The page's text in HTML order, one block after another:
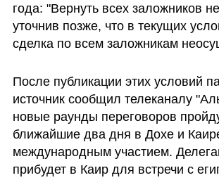
года: "Вернуть всех заложников
уточнив позже, что в текущих
сделка по всем заложникам
После публикации этих условий
источник сообщил телеканалу
новые раунды переговоров
ближайшие два дня в Дохе и
международным участием.
прибудет в Каир для встречи с